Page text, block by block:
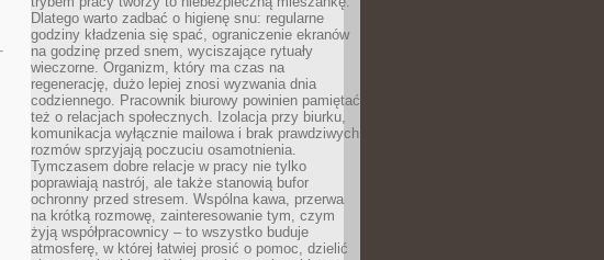
Dlatego warto zadbać o higienę snu: regularne
godziny kładzenia się spać, ograniczenie ekranów
na godzinę przed snem, wyciszające rytuały
wieczorne. Organizm, który ma czas na
regenerację, dużo lepiej znosi wyzwania dnia
codziennego. Pracownik biurowy powinien pamiętać
też o relacjach społecznych. Izolacja przy biurku,
komunikacja wyłącznie mailowa i brak prawdziwych
rozmów sprzyjają poczuciu osamotnienia.
Tymczasem dobre relacje w pracy nie tylko
poprawiają nastrój, ale także stanowią bufor
ochronny przed stresem. Wspólna kawa, przerwa
na krótką rozmowę, zainteresowanie tym, czym
żyją współpracownicy – to wszystko buduje
atmosferę, w której łatwiej prosić o pomoc, dzielić